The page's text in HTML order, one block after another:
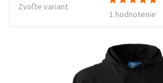
Zvoľte variant
1 hodnotenie